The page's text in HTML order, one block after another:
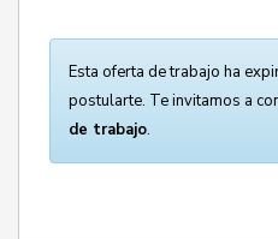
Esta oferta de trabajo ha
postularte. Te invitamos a
de trabajo.